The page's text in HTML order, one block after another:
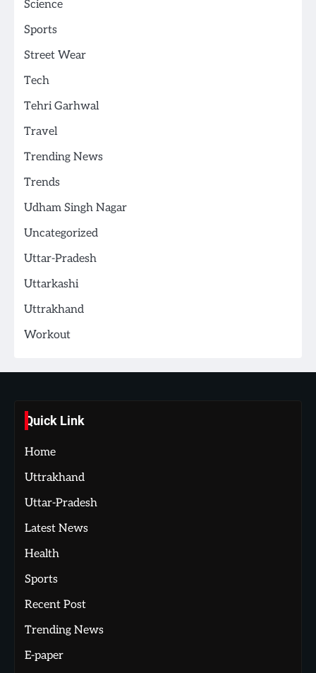
Science
Sports
Street Wear
Tech
Tehri Garhwal
Travel
Trending News
Trends
Udham Singh Nagar
Uncategorized
Uttar-Pradesh
Uttarkashi
Uttrakhand
Workout
Quick Link
Home
Uttrakhand
Uttar-Pradesh
Latest News
Health
Sports
Recent Post
Trending News
E-paper